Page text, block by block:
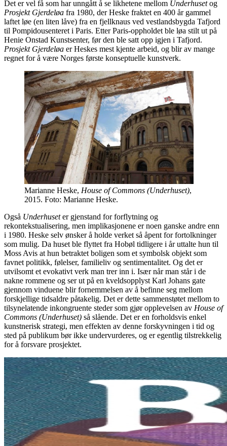
Det er vel få som har unngått å se likhetene mellom Underhusetog
Prosjekt Gjerdeløa fra 1980, der Heske fraktet en 400 år gammel
laftet løe (en liten låve) fra en fjellknaus ved vestlandsbygda Tafjord
til Pompidousenteret i Paris. Etter Paris-oppholdet ble løa stilt ut på
Henie Onstad Kunstsenter, før den ble satt opp igjen i Tafjord.
Prosjekt Gjerdeløa er Heskes mest kjente arbeid, og blir av mange
regnet for å være Norges første konseptuelle kunstverk.
Marianne Heske, House of Commons (Underhuset),
2015. Foto: Marianne Heske.
Også Underhuseter gjenstand for forflytning og
rekontekstualisering, men implikasjonene er noen ganske andre enn
i 1980. Heske selv ønsker å holde verket så åpent for fortolkninger
som mulig. Da huset ble flyttet fra Hobøl tidligere i år uttalte hun til
Moss Avis at hun betraktet boligen som et symbolsk objekt som
favnet politikk, følelser, familieliv og sentimentalitet. Og det er
utvilsomt et evokativt verk man trer inn i. Især når man står i de
nakne rommene og ser ut på en kveldsopplyst Karl Johans gate
gjennom vinduene blir fornemmelsen av å befinne seg mellom
forskjellige tidsaldre påtakelig. Det er dette sammenstøtet mellom to
tilsynelatende inkongruente steder som gjør opplevelsen av House of
Commons (Underhuset) så slående. Det er en forholdsvis enkel
kunstnerisk strategi, men effekten av denne forskyvningen i tid og
sted på publikum bør ikke undervurderes, og er egentlig tilstrekkelig
for å forsvare prosjektet.